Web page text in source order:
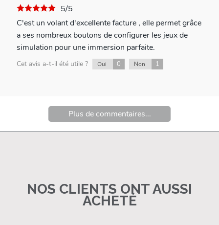
5/5
C'est un volant d'excellente facture , elle permet grâce
a ses nombreux boutons de configurer les jeux de
simulation pour une immersion parfaite.
Cet avis a-t-il été utile ? Oui 0 Non 1
Plus de commentaires...
NOS CLIENTS ONT AUSSI
ACHETÉ